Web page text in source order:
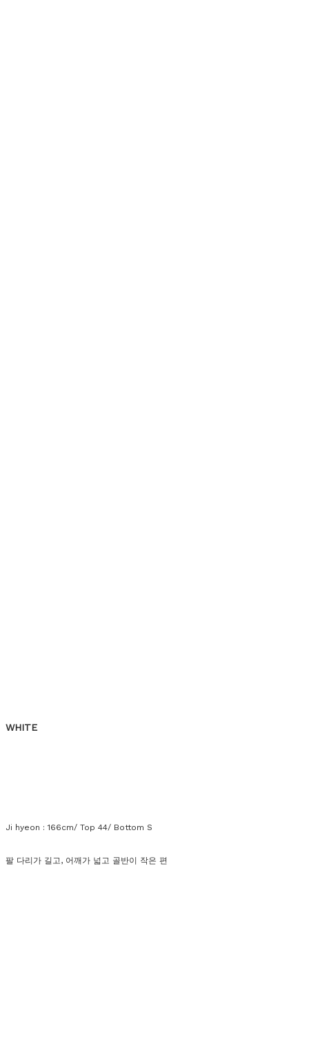
WHITE
Ji hyeon : 166cm/ Top 44/ Bottom S
팔 다리가 길고, 어깨가 넓고 골반이 작은 편